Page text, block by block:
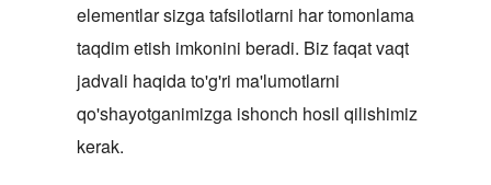
elementlar sizga tafsilotlarni har tomonlama
taqdim etish imkonini beradi. Biz faqat vaqt
jadvali haqida to'g'ri ma'lumotlarni
qo'shayotganimizga ishonch hosil qilishimiz
kerak.